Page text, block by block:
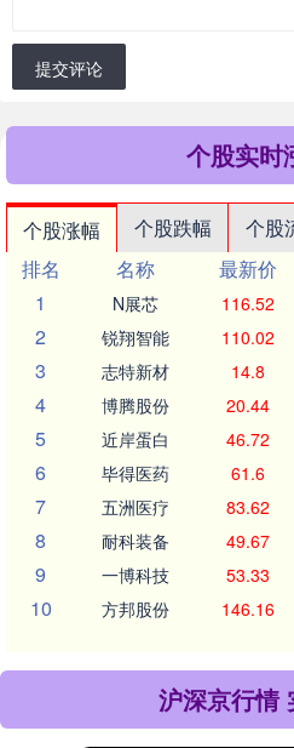
提交评论
个股实时
个股涨幅 个股跌幅 个股
排名
名称 最新价
1
N展芯 116.52
2 锐翔智能 110.02
3 志特新材 14.8
4 博腾股份 20.44
5 近岸蛋白 46.72
6 毕得医药 61.6
7 五洲医疗 83.62
8 耐科装备 49.67
9 一博科技 53.33
10 方邦股份 146.16
沪深京行情